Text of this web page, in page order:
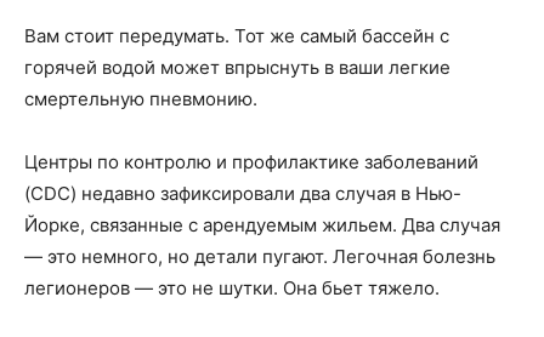
Вам стоит передумать. Тот же самый бассейн с
горячей водой может впрыснуть в ваши легкие
смертельную пневмонию.
Центры по контролю и профилактике заболеваний
(CDC) недавно зафиксировали два случая в Нью-
Йорке, связанные с арендуемым жильем. Два случая
— это немного, но детали пугают. Легочная болезнь
легионеров — это не шутки. Она бьет тяжело.